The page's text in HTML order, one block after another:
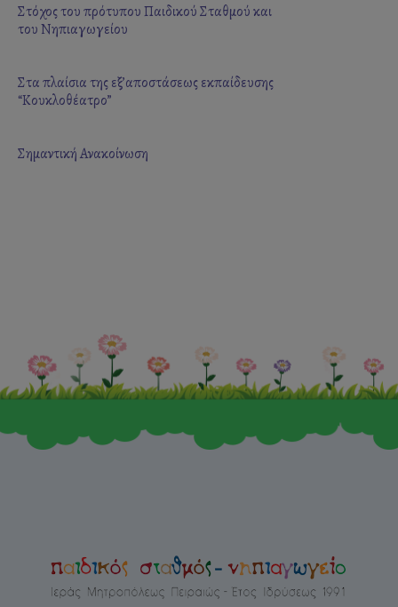
Στόχος του πρότυπου Παιδικού Σταθμού και
του Νηπιαγωγείου
Στα πλαίσια της εξ’αποστάσεως εκπαίδευσης
“Κουκλοθέατρο”
Σημαντική Ανακοίνωση